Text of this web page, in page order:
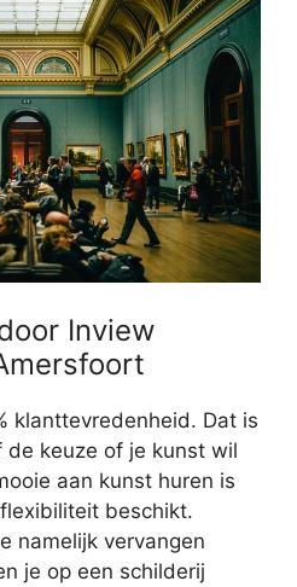
Inview
klanttevredenheid. Dat is
keuze of je kunst wil
aan kunst huren is
beschikt.
namelijk vervangen
je op een schilderij